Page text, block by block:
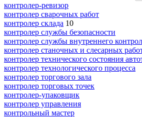
контролер-ревизор
контролер сварочных работ
контролер склада 10
контролер службы безопасности
контролер службы внутреннего
контролер станочных и слесарных
контролер технического состояния
контролер технологического процесса
контролер торгового зала
контролер торговых точек
контролер-упаковщик
контролер управления
контрольный мастер